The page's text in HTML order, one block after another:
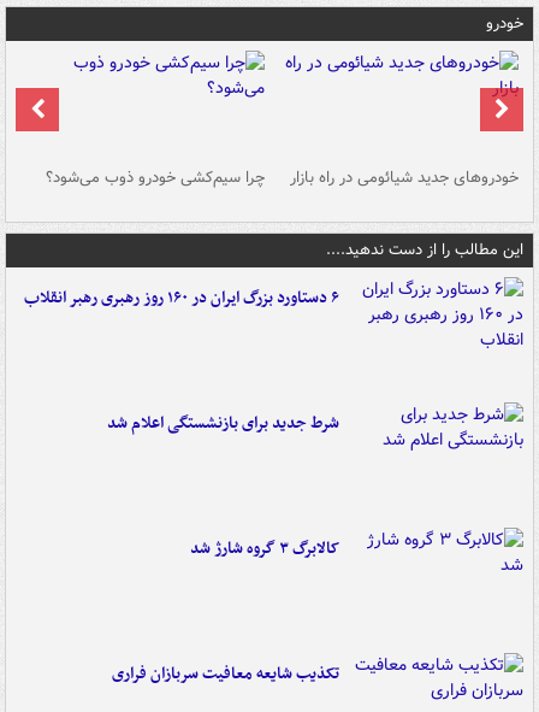
خودرو
خودروهای جدید شیائومی در راه بازار چرا سیم‌کشی خودرو ذوب می‌شود؟
این مطالب را از دست ندهید....
۶ دستاورد بزرگ ایران در ۱۶۰ روز رهبری رهبر انقلاب
شرط جدید برای بازنشستگی اعلام شد
کالابرگ ۳ گروه شارژ شد
تکذیب شایعه معافیت سربازان فراری